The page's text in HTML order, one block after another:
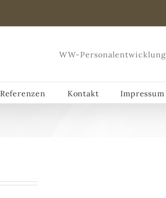
WW-Personalentwicklung
Referenzen Kontakt Impressum